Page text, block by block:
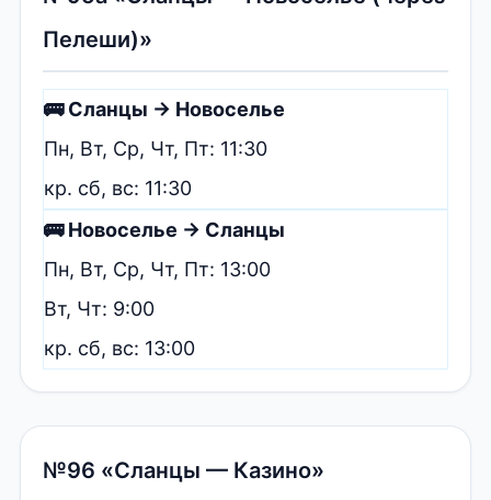
Пелеши)»
🚌 Сланцы → Новоселье
Пн, Вт, Ср, Чт, Пт: 11:30
кр. сб, вс: 11:30
🚌 Новоселье → Сланцы
Пн, Вт, Ср, Чт, Пт: 13:00
Вт, Чт: 9:00
кр. сб, вс: 13:00
№96 «Сланцы — Казино»